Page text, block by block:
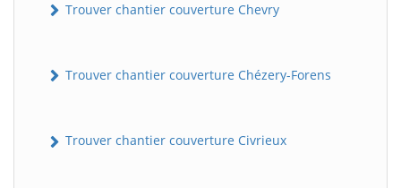
Trouver chantier couverture Chevry
Trouver chantier couverture Chézery-Forens
Trouver chantier couverture Civrieux